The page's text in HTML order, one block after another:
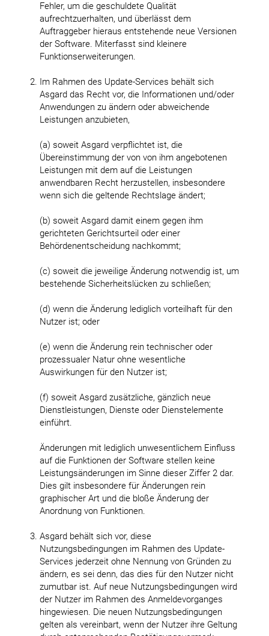
Fehler, um die geschuldete Qualität
aufrechtzuerhalten, und überlässt dem
Auftraggeber hieraus entstehende neue Versionen
der Software. Miterfasst sind kleinere
Funktionserweiterungen.
Im Rahmen des Update-Services behält sich
Asgard das Recht vor, die Informationen und/oder
Anwendungen zu ändern oder abweichende
Leistungen anzubieten,
(a) soweit Asgard verpflichtet ist, die
Übereinstimmung der von von ihm angebotenen
Leistungen mit dem auf die Leistungen
anwendbaren Recht herzustellen, insbesondere
wenn sich die geltende Rechtslage ändert;
(b) soweit Asgard damit einem gegen ihm
gerichteten Gerichtsurteil oder einer
Behördenentscheidung nachkommt;
(c) soweit die jeweilige Änderung notwendig ist, um
bestehende Sicherheitslücken zu schließen;
(d) wenn die Änderung lediglich vorteilhaft für den
Nutzer ist; oder
(e) wenn die Änderung rein technischer oder
prozessualer Natur ohne wesentliche
Auswirkungen für den Nutzer ist;
(f) soweit Asgard zusätzliche, gänzlich neue
Dienstleistungen, Dienste oder Dienstelemente
einführt.
Änderungen mit lediglich unwesentlichem Einfluss
auf die Funktionen der Software stellen keine
Leistungsänderungen im Sinne dieser Ziffer 2 dar.
Dies gilt insbesondere für Änderungen rein
graphischer Art und die bloße Änderung der
Anordnung von Funktionen.
Asgard behält sich vor, diese
Nutzungsbedingungen im Rahmen des Update-
Services jederzeit ohne Nennung von Gründen zu
ändern, es sei denn, das dies für den Nutzer nicht
zumutbar ist. Auf neue Nutzungsbedingungen wird
der Nutzer im Rahmen des Anmeldevorganges
hingewiesen. Die neuen Nutzungsbedingungen
gelten als vereinbart, wenn der Nutzer ihre Geltung